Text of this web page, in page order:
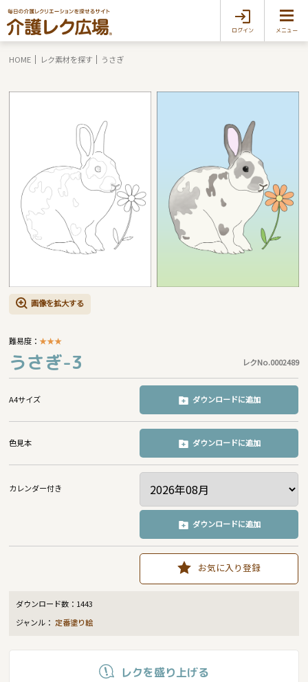
ログイン メニュー
HOME レク素材を探す うさぎ
画像を拡大する
難易度：★★★
うさぎ-3 レクNo.0002489
A4サイズ ダウンロードに追加
色見本 ダウンロードに追加
カレンダー付き
ダウンロードに追加
お気に入り登録
ダウンロード数： 1443
ジャンル： 定番塗り絵
レクを盛り上げる